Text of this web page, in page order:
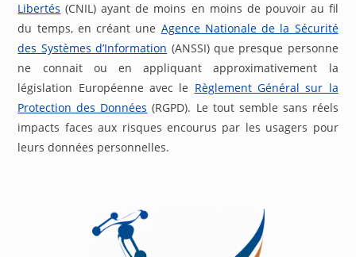
Libertés (CNIL) ayant de moins en moins de pouvoir au fil
du temps, en créant une Agence Nationale de la Sécurité
des Systèmes d’Information (ANSSI) que presque personne
ne connait ou en appliquant approximativement la
législation Européenne avec le Règlement Général sur la
Protection des Données (RGPD). Le tout semble sans réels
impacts faces aux risques encourus par les usagers pour
leurs données personnelles.